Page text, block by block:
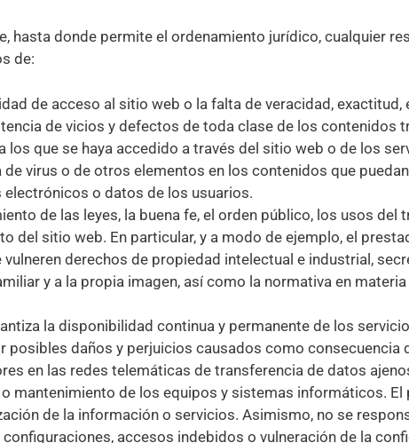
hasta donde permite el ordenamiento jurídico, cualquier
de:
de acceso al sitio web o la falta de veracidad,
de vicios y defectos de toda clase de los contenidos
los que se haya accedido a través del sitio web o de los
de virus o de otros elementos en los contenidos que
o datos de los usuarios.
de las leyes, la buena fe, el orden público, los usos
del sitio web. En particular, y a modo de ejemplo, el
derechos de propiedad intelectual e industrial,
y a la propia imagen, así como la normativa en
la disponibilidad continua y permanente de los
posibles daños y perjuicios causados como
en las redes telemáticas de transferencia de datos
mantenimiento de los equipos y sistemas informáticos.
de la información o servicios. Asimismo, no se
accesos indebidos o vulneración de la